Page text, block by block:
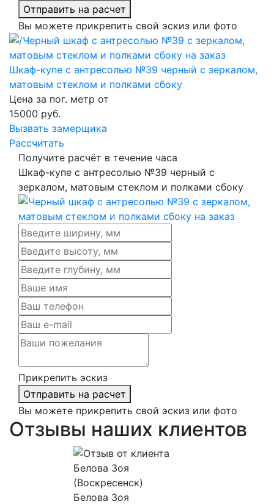
Отправить на расчет
Вы можете прикрепить свой эскиз или фото
Шкаф-купе с антресолью №39 черный с зеркалом,
матовым стеклом и полками сбоку
Цена за пог. метр от
15000 руб.
Вызвать замерщика
Рассчитать
Получите расчёт в течение часа
Шкаф-купе с антресолью №39 черный с
зеркалом, матовым стеклом и полками сбоку
Прикрепить эскиз
Отправить на расчет
Вы можете прикрепить свой эскиз или фото
Отзывы наших клиентов
Белова Зоя